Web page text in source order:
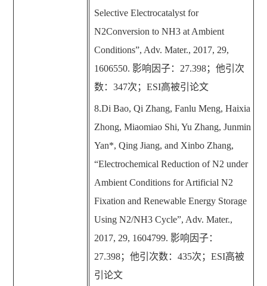
Selective Electrocatalyst for
N2Conversion to NH3 at Ambient
Conditions”, Adv. Mater., 2017, 29,
1606550. 影响因子： 27.398；他引次
数： 347次； ESI高被引论文
8.Di Bao, Qi Zhang, Fanlu Meng, Haixia
Zhong, Miaomiao Shi, Yu Zhang, Junmin
Yan*, Qing Jiang, and Xinbo Zhang,
“Electrochemical Reduction of N2 under
Ambient Conditions for Artificial N2
Fixation and Renewable Energy Storage
Using N2/NH3 Cycle”, Adv. Mater.,
2017, 29, 1604799. 影响因子：
27.398；他引次数： 435次； ESI高被
引论文